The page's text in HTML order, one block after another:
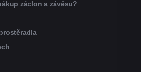
záclon a závěsů?